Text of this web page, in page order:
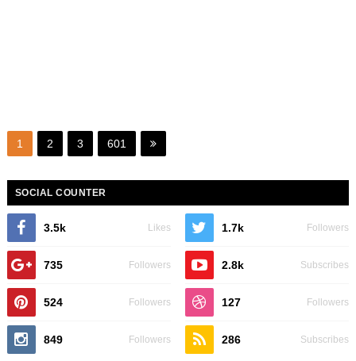
1 2 3 601
SOCIAL COUNTER
3.5k Likes 1.7k Followers
735 Followers 2.8k Subscribes
524 Followers 127 Followers
849 Followers 286 Subscribes